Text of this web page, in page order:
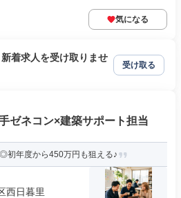
気になる
着求人を受け取りませ
受け取る
ゼネコン×建築サポート担当
年度から450万円も狙える♪
西日暮里